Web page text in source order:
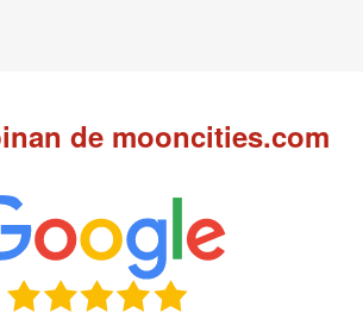
de mooncities.com